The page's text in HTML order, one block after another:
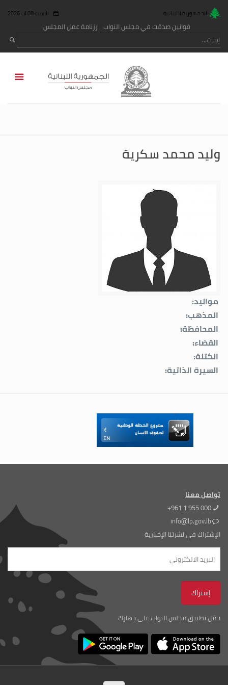
الجمهورية اللبنانية السبت 08 آب 2026
قوانين صدقت في مجلس النواب رزنامة عمل المجلس
وليد محمد سكرية
مواليد:
المذهب:
المحافظة:
القضاء:
الكتلة:
السيرة الذاتية:
تواصل معنا
+961 1 955 000
info@lp.gov.lb
الإشتراك في نشرتنا الإخبارية
حمّل تطبيق مجلس النواب على جهازك